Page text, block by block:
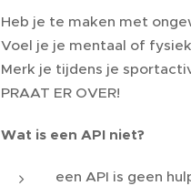
Heb je te maken met
Voel je je mentaal of
Merk je tijdens je
PRAAT ER OVER!
Wat is een API niet?
een API is geen